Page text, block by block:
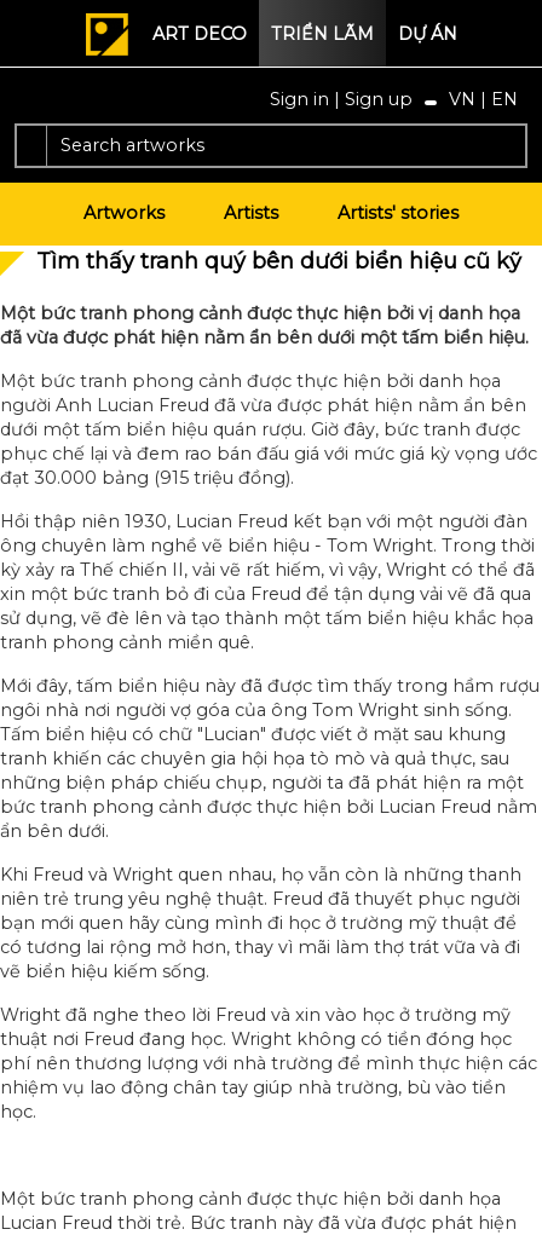
ART DECO TRIỂN LÃM DỰ ÁN
Sign in | Sign up VN | EN
Artworks Artists Artists' stories
Tìm thấy tranh quý bên dưới biển hiệu cũ kỹ
Một bức tranh phong cảnh được thực hiện bởi vị danh họa
đã vừa được phát hiện nằm ẩn bên dưới một tấm biển hiệu.
Một bức tranh phong cảnh được thực hiện bởi danh họa
người Anh Lucian Freud đã vừa được phát hiện nằm ẩn bên
dưới một tấm biển hiệu quán rượu. Giờ đây, bức tranh được
phục chế lại và đem rao bán đấu giá với mức giá kỳ vọng ước
đạt 30.000 bảng (915 triệu đồng).
Hồi thập niên 1930, Lucian Freud kết bạn với một người đàn
ông chuyên làm nghề vẽ biển hiệu - Tom Wright. Trong thời
kỳ xảy ra Thế chiến II, vải vẽ rất hiếm, vì vậy, Wright có thể đã
xin một bức tranh bỏ đi của Freud để tận dụng vải vẽ đã qua
sử dụng, vẽ đè lên và tạo thành một tấm biển hiệu khắc họa
tranh phong cảnh miền quê.
Mới đây, tấm biển hiệu này đã được tìm thấy trong hầm rượu
ngôi nhà nơi người vợ góa của ông Tom Wright sinh sống.
Tấm biển hiệu có chữ "Lucian" được viết ở mặt sau khung
tranh khiến các chuyên gia hội họa tò mò và quả thực, sau
những biện pháp chiếu chụp, người ta đã phát hiện ra một
bức tranh phong cảnh được thực hiện bởi Lucian Freud nằm
ẩn bên dưới.
Khi Freud và Wright quen nhau, họ vẫn còn là những thanh
niên trẻ trung yêu nghệ thuật. Freud đã thuyết phục người
bạn mới quen hãy cùng mình đi học ở trường mỹ thuật để
có tương lai rộng mở hơn, thay vì mãi làm thợ trát vữa và đi
vẽ biển hiệu kiếm sống.
Wright đã nghe theo lời Freud và xin vào học ở trường mỹ
thuật nơi Freud đang học. Wright không có tiền đóng học
phí nên thương lượng với nhà trường để mình thực hiện các
nhiệm vụ lao động chân tay giúp nhà trường, bù vào tiền
học.
Một bức tranh phong cảnh được thực hiện bởi danh họa
Lucian Freud thời trẻ. Bức tranh này đã vừa được phát hiện